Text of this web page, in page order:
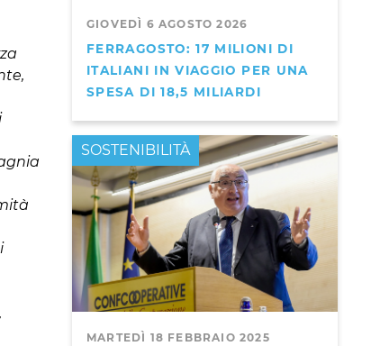
GIOVEDÌ 6 AGOSTO 2026
FERRAGOSTO: 17 MILIONI DI
ITALIANI IN VIAGGIO PER UNA
SPESA DI 18,5 MILIARDI
MARTEDÌ 18 FEBBRAIO 2025
PRIMO PIANO
SOSTENIBILITÀ